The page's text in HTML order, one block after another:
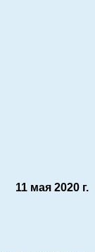
11 мая 2020 г.